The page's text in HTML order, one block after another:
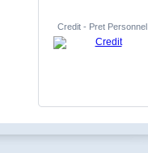
Credit - Pret Personnel